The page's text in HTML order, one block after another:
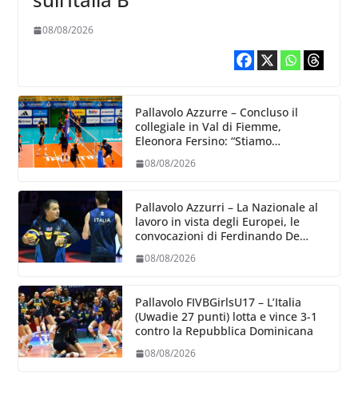
08/08/2026
Pallavolo Azzurre – Concluso il
collegiale in Val di Fiemme,
Eleonora Fersino: “Stiamo
dove poter migliorare”.
08/08/2026
Pallavolo Azzurri – La Nazionale al
lavoro in vista degli Europei, le
convocazioni di Ferdinando De
08/08/2026
Pallavolo FIVBGirlsU17 – L’Italia
(Uwadie 27 punti) lotta e vince 3-1
contro la Repubblica Dominicana
08/08/2026